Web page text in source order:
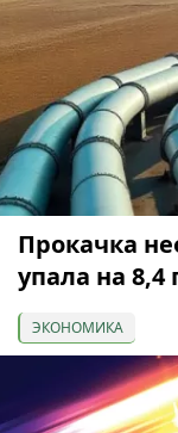
Прокачка
упала на 8,4
ЭКОНОМИКА